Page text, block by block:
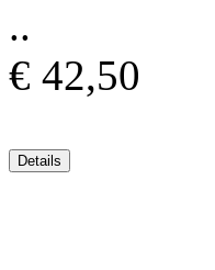
..
€ 42,50